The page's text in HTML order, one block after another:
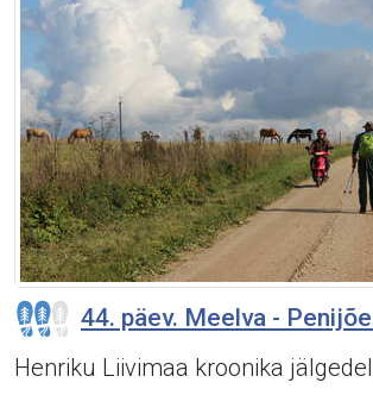
44. päev. Meelva -
Henriku Liivimaa kroonika jälgedel